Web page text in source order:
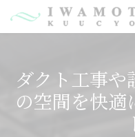
ダクト工事や
の空間を快適